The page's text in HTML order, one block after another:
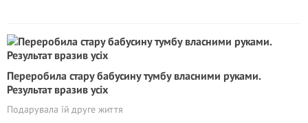
Переробила стару бабусину тумбу власними руками.
Результат вpaзив усіх
Подарувала їй друге життя